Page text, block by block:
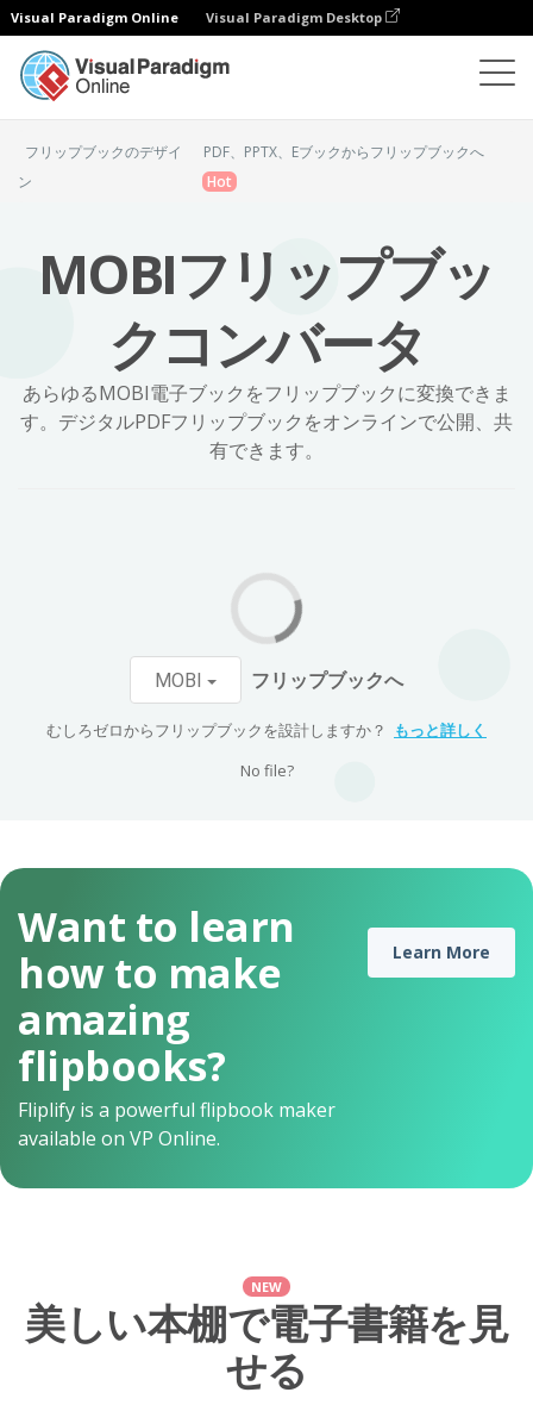
Visual Paradigm Online Visual Paradigm Desktop
フリップブックのデザイ
ン
PDF、PPTX、Eブックからフリップブックへ
Hot
MOBIフリップブッ
クコンバータ
あらゆるMOBI電子ブックをフリップブックに変換できま
す。デジタルPDFフリップブックをオンラインで公開、共
有できます。
MOBI フリップブックへ
むしろゼロからフリップブックを設計しますか？
もっと詳しく
No file?
Want to learn
how to make
amazing
flipbooks?
Fliplify is a powerful flipbook maker
available on VP Online.
Learn More
NEW
美しい本棚で電子書籍を見
せる